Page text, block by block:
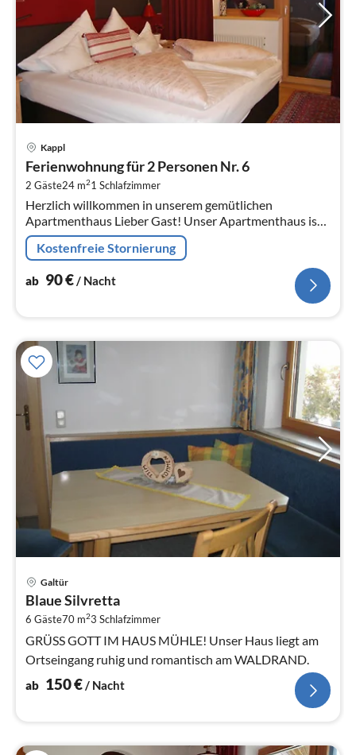
Kappl
Ferienwohnung für 2 Personen Nr. 6
2 Gäste24 m21 Schlafzimmer
Herzlich willkommen in unserem gemütlichen
Apartmenthaus Lieber Gast! Unser Apartmenthaus ist
nach ökologischen Gesichtspunkten gebaut (mit dem
Umweltsiegel Tirol ausg...
Kostenfreie Stornierung
ab 90€/ Nacht
Galtür
Blaue Silvretta
6 Gäste70 m23 Schlafzimmer
GRÜSS GOTT IM HAUS MÜHLE! Unser Haus liegt am
Ortseingang ruhig und romantisch am WALDRAND.
ab 150€/ Nacht